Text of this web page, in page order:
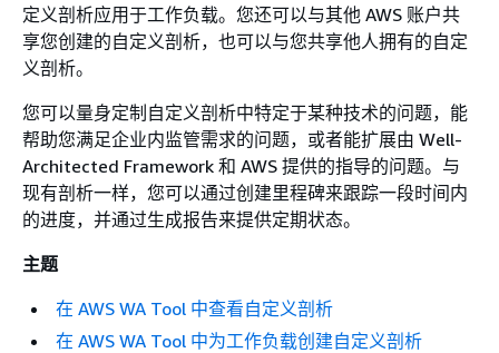
定义剖析应用于工作负载。您还可以与其他 AWS 账户共
享您创建的自定义剖析，也可以与您共享他人拥有的自定
义剖析。
您可以量身定制自定义剖析中特定于某种技术的问题，能
帮助您满足企业内监管需求的问题，或者能扩展由 Well-
Architected Framework 和 AWS 提供的指导的问题。与
现有剖析一样，您可以通过创建里程碑来跟踪一段时间内
的进度，并通过生成报告来提供定期状态。
主题
在 AWS WA Tool 中查看自定义剖析
在 AWS WA Tool 中为工作负载创建自定义剖析